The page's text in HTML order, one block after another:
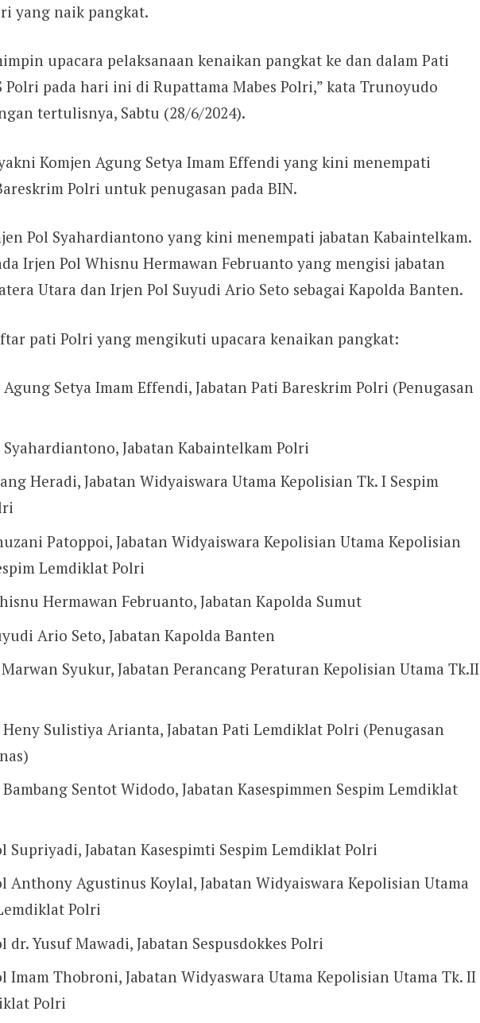
yang naik pangkat.
upacara pelaksanaan kenaikan pangkat ke dan dalam Pati
Polri pada hari ini di Rupattama Mabes Polri,” kata Trunoyudo
tertulisnya, Sabtu (28/6/2024).
Komjen Agung Setya Imam Effendi yang kini menempati
Polri untuk penugasan pada BIN.
Pol Syahardiantono yang kini menempati jabatan Kabaintelkam.
Irjen Pol Whisnu Hermawan Februanto yang mengisi jabatan
Utara dan Irjen Pol Suyudi Ario Seto sebagai Kapolda Banten.
pati Polri yang mengikuti upacara kenaikan pangkat:
Setya Imam Effendi, Jabatan Pati Bareskrim Polri (Penugasan
Syahardiantono, Jabatan Kabaintelkam Polri
Heradi, Jabatan Widyaiswara Utama Kepolisian Tk. I Sespim
Patoppoi, Jabatan Widyaiswara Kepolisian Utama Kepolisian
Lemdiklat Polri
Hermawan Februanto, Jabatan Kapolda Sumut
Ario Seto, Jabatan Kapolda Banten
Syukur, Jabatan Perancang Peraturan Kepolisian Utama Tk.II
Sulistiya Arianta, Jabatan Pati Lemdiklat Polri (Penugasan
Sentot Widodo, Jabatan Kasespimmen Sespim Lemdiklat
Supriyadi, Jabatan Kasespimti Sespim Lemdiklat Polri
Anthony Agustinus Koylal, Jabatan Widyaiswara Kepolisian Utama
Polri
dr. Yusuf Mawadi, Jabatan Sespusdokkes Polri
Imam Thobroni, Jabatan Widyaswara Utama Kepolisian Utama Tk. II
Polri